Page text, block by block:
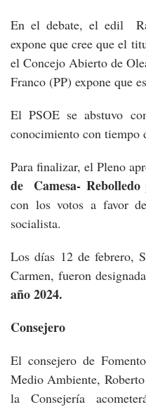
En el debate, el edil
expone que cree que el
el Concejo Abierto de
Franco (PP) expone que
El PSOE se abstuvo
conocimiento con tiempo
Para finalizar, el Pleno
de Camesa- Rebolledo
con los votos a favor
socialista.
Los días 12 de febrero,
Carmen, fueron
año 2024.
Consejero
El consejero de
Medio Ambiente,
la Consejería